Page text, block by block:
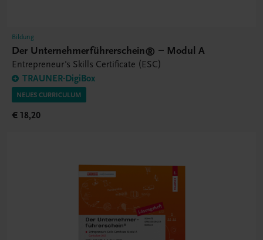
Bildung
Der Unternehmerführerschein® – Modul A
Entrepreneur's Skills Certificate (ESC)
TRAUNER-DigiBox
NEUES CURRICULUM
€ 18,20